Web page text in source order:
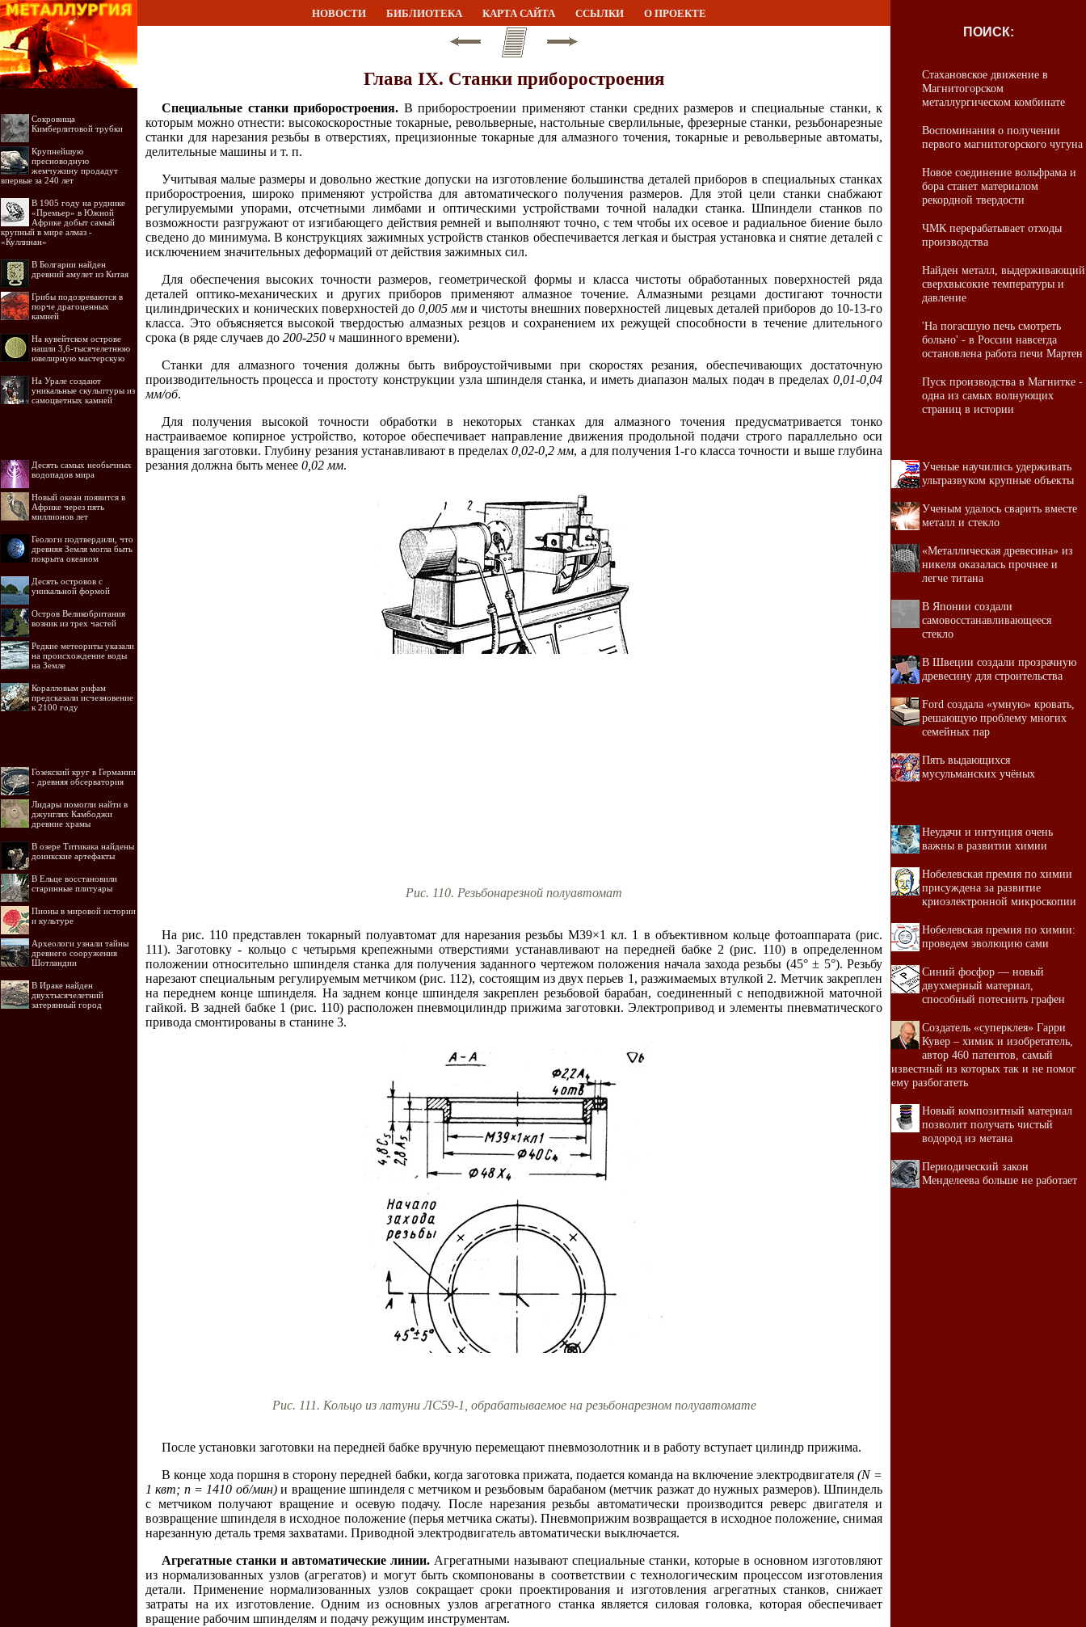
НОВОСТИ БИБЛИОТЕКА КАРТА САЙТА ССЫЛКИ О ПРОЕКТЕ
Сокровища
Кимберлитовой трубки
Крупнейшую
пресноводную
жемчужину продадут
впервые за 240 лет
В 1905 году на руднике
«Премьер» в Южной
Африке добыт самый
крупный в мире алмаз -
«Куллинан»
В Болгарии найден
древний амулет из Китая
Грибы подозреваются в
порче драгоценных
камней
На кувейтском острове
нашли 3,6-тысячелетнюю
ювелирную мастерскую
На Урале создают
уникальные скульптуры из
самоцветных камней
Десять самых необычных
водопадов мира
Новый океан появится в
Африке через пять
миллионов лет
Геологи подтвердили, что
древняя Земля могла быть
покрыта океаном
Десять островов c
уникальной формой
Остров Великобритания
возник из трех частей
Редкие метеориты указали
на происхождение воды
на Земле
Коралловым рифам
предсказали исчезновение
к 2100 году
Гозекский круг в Германии
- древняя обсерватория
Лидары помогли найти в
джунглях Камбоджи
древние храмы
В озере Титикака найдены
доинкские артефакты
В Ельце восстановили
старинные плитуары
Пионы в мировой истории
и культуре
Археологи узнали тайны
древнего сооружения
Шотландии
В Ираке найден
двухтысячелетний
затерянный город
Глава IX. Станки приборостроения
Специальные станки приборостроения. В приборостроении применяют станки средних размеров и специальные станки, к
которым можно отнести: высокоскоростные токарные, револьверные, настольные сверлильные, фрезерные станки, резьбонарезные
станки для нарезания резьбы в отверстиях, прецизионные токарные для алмазного точения, токарные и револьверные автоматы,
делительные машины и т. п.
Учитывая малые размеры и довольно жесткие допуски на изготовление большинства деталей приборов в специальных станках
приборостроения, широко применяют устройства для автоматического получения размеров. Для этой цели станки снабжают
регулируемыми упорами, отсчетными лимбами и оптическими устройствами точной наладки станка. Шпиндели станков по
возможности разгружают от изгибающего действия ремней и выполняют точно, с тем чтобы их осевое и радиальное биение было
сведено до минимума. В конструкциях зажимных устройств станков обеспечивается легкая и быстрая установка и снятие деталей с
исключением значительных деформаций от действия зажимных сил.
Для обеспечения высоких точности размеров, геометрической формы и класса чистоты обработанных поверхностей ряда
деталей оптико-механических и других приборов применяют алмазное точение. Алмазными резцами достигают точности
цилиндрических и конических поверхностей до 0,005 мм и чистоты внешних поверхностей лицевых деталей приборов до 10-13-го
класса. Это объясняется высокой твердостью алмазных резцов и сохранением их режущей способности в течение длительного
срока (в ряде случаев до 200-250 ч машинного времени).
Станки для алмазного точения должны быть виброустойчивыми при скоростях резания, обеспечивающих достаточную
производительность процесса и простоту конструкции узла шпинделя станка, и иметь диапазон малых подач в пределах 0,01-0,04
мм/об.
Для получения высокой точности обработки в некоторых станках для алмазного точения предусматривается тонко
настраиваемое копирное устройство, которое обеспечивает направление движения продольной подачи строго параллельно оси
вращения заготовки. Глубину резания устанавливают в пределах0,02-0,2 мм, а для получения 1-го класса точности и выше глубина
резания должна быть менее 0,02 мм.
Рис. 110. Резьбонарезной полуавтомат
На рис. 110 представлен токарный полуавтомат для нарезания резьбы М39×1 кл. 1 в объективном кольце фотоаппарата (рис.
111). Заготовку - кольцо с четырьмя крепежными отверстиями устанавливают на передней бабке 2 (рис. 110) в определенном
положении относительно шпинделя станка для получения заданного чертежом положения начала захода резьбы (45° ± 5°). Резьбу
нарезают специальным регулируемым метчиком (рис. 112), состоящим из двух перьев 1, разжимаемых втулкой 2. Метчик закреплен
на переднем конце шпинделя. На заднем конце шпинделя закреплен резьбовой барабан, соединенный с неподвижной маточной
гайкой. В задней бабке 1 (рис. 110) расположен пневмоцилиндр прижима заготовки. Электропривод и элементы пневматического
привода смонтированы в станине 3.
Рис. 111. Кольцо из латуни ЛС59-1, обрабатываемое на резьбонарезном полуавтомате
После установки заготовки на передней бабке вручную перемещают пневмозолотник и в работу вступает цилиндр прижима.
В конце хода поршня в сторону передней бабки, когда заготовка прижата, подается команда на включение электродвигателя (N =
1 квт; n = 1410 об/мин)и вращение шпинделя с метчиком и резьбовым барабаном (метчик разжат до нужных размеров). Шпиндель
с метчиком получают вращение и осевую подачу. После нарезания резьбы автоматически производится реверс двигателя и
возвращение шпинделя в исходное положение (перья метчика сжаты). Пневмоприжим возвращается в исходное положение, снимая
нарезанную деталь тремя захватами. Приводной электродвигатель автоматически выключается.
Агрегатные станки и автоматические линии. Агрегатными называют специальные станки, которые в основном изготовляют
из нормализованных узлов (агрегатов) и могут быть скомпонованы в соответствии с технологическим процессом изготовления
детали. Применение нормализованных узлов сокращает сроки проектирования и изготовления агрегатных станков, снижает
затраты на их изготовление. Одним из основных узлов агрегатного станка является силовая головка, которая обеспечивает
вращение рабочим шпинделям и подачу режущим инструментам.
ПОИСК:
Стахановское движение в
Магнитогорском
металлургическом комбинате
Воспоминания о получении
первого магнитогорского чугуна
Новое соединение вольфрама и
бора станет материалом
рекордной твердости
ЧМК перерабатывает отходы
производства
Найден металл, выдерживающий
сверхвысокие температуры и
давление
'На погасшую печь смотреть
больно' - в России навсегда
остановлена работа печи Мартен
Пуск производства в Магнитке -
одна из самых волнующих
страниц в истории
Ученые научились удерживать
ультразвуком крупные объекты
Ученым удалось сварить вместе
металл и стекло
«Металлическая древесина» из
никеля оказалась прочнее и
легче титана
В Японии создали
самовосстанавливающееся
стекло
В Швеции создали прозрачную
древесину для строительства
Ford создала «умную» кровать,
решающую проблему многих
семейных пар
Пять выдающихся
мусульманских учёных
Неудачи и интуиция очень
важны в развитии химии
Нобелевская премия по химии
присуждена за развитие
криоэлектронной микроскопии
Нобелевская премия по химии:
проведем эволюцию сами
Синий фосфор — новый
двухмерный материал,
способный потеснить графен
Создатель «суперклея» Гарри
Кувер – химик и изобретатель,
автор 460 патентов, самый
известный из которых так и не помог
ему разбогатеть
Новый композитный материал
позволит получать чистый
водород из метана
Периодический закон
Менделеева больше не работает